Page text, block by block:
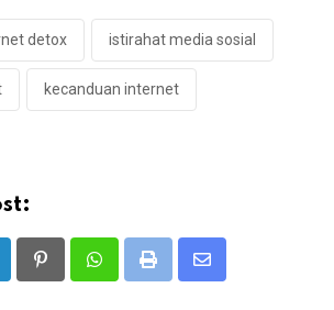
detox istirahat media sosial
kecanduan internet
PinterestWhatsappPrint
Share